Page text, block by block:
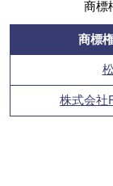
商標
商標
株式会